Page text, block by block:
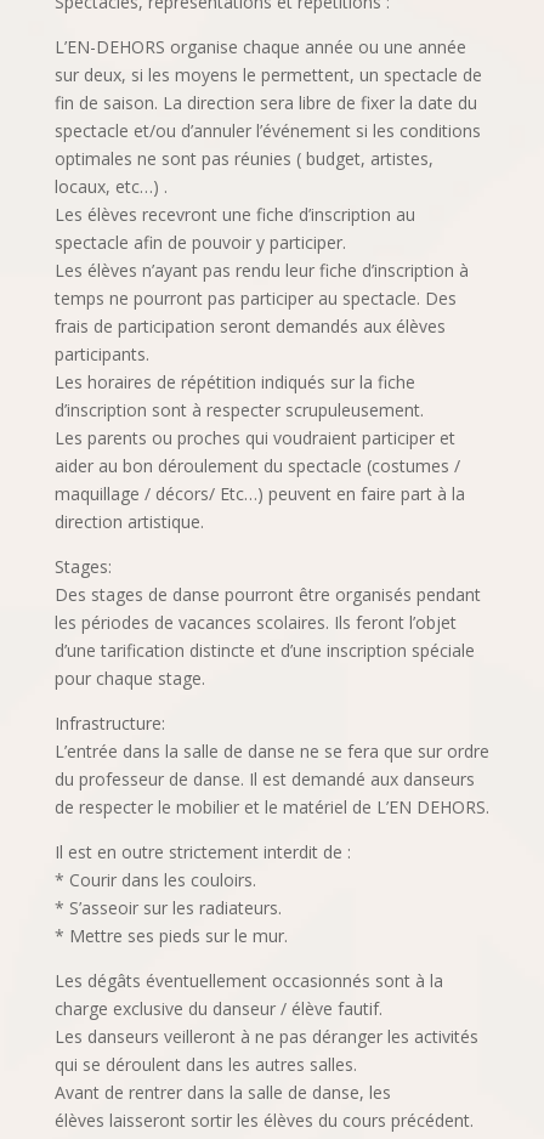
L’EN-DEHORS organise chaque année ou une année
sur deux, si les moyens le permettent, un spectacle de
fin de saison. La direction sera libre de fixer la date du
spectacle et/ou d’annuler l’événement si les conditions
optimales ne sont pas réunies ( budget, artistes,
locaux, etc…) .
Les élèves recevront une fiche d’inscription au
spectacle afin de pouvoir y participer.
Les élèves n’ayant pas rendu leur fiche d’inscription à
temps ne pourront pas participer au spectacle. Des
frais de participation seront demandés aux élèves
participants.
Les horaires de répétition indiqués sur la fiche
d’inscription sont à respecter scrupuleusement.
Les parents ou proches qui voudraient participer et
aider au bon déroulement du spectacle (costumes /
maquillage / décors/ Etc…) peuvent en faire part à la
direction artistique.
Stages:
Des stages de danse pourront être organisés pendant
les périodes de vacances scolaires. Ils feront l’objet
d’une tarification distincte et d’une inscription spéciale
pour chaque stage.
Infrastructure:
L’entrée dans la salle de danse ne se fera que sur ordre
du professeur de danse. Il est demandé aux danseurs
de respecter le mobilier et le matériel de L’EN DEHORS.
Il est en outre strictement interdit de :
* Courir dans les couloirs.
* S’asseoir sur les radiateurs.
* Mettre ses pieds sur le mur.
Les dégâts éventuellement occasionnés sont à la
charge exclusive du danseur / élève fautif.
Les danseurs veilleront à ne pas déranger les activités
qui se déroulent dans les autres salles.
Avant de rentrer dans la salle de danse, les
élèves laisseront sortir les élèves du cours précédent.